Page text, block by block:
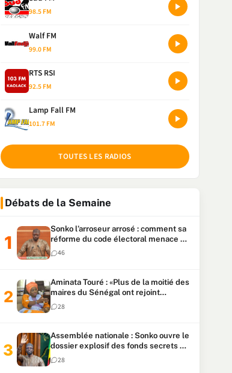
98.5 FM
Walf FM
99.0 FM
RTS RSI
92.5 FM
Lamp Fall FM
101.7 FM
TOUTES LES RADIOS
Débats de la Semaine
Sonko l’arroseur arrosé : comment sa
réforme du code électoral menace sa
candidature
46
Aminata Touré : «Plus de la moitié des
maires du Sénégal ont rejoint
Kiiraay»
28
Assemblée nationale : Sonko ouvre le
dossier explosif des fonds secrets et
du patrimoine présidentiel
28